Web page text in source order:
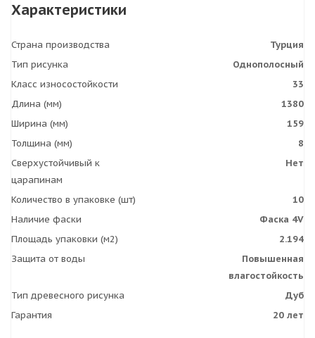
Характеристики
Страна производства
Турция
Тип рисунка
Однополосный
Класс износостойкости
33
Длина (мм)
1380
Ширина (мм)
159
Толщина (мм)
8
Сверхустойчивый к
царапинам
Нет
Количество в упаковке (шт)
10
Наличие фаски
Фаска 4V
Площадь упаковки (м2)
2.194
Защита от воды
Повышенная
влагостойкость
Тип древесного рисунка
Дуб
Гарантия
20 лет